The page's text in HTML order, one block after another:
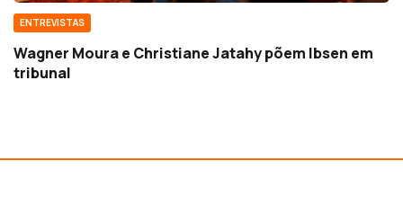
ENTREVISTAS
Wagner Moura e Christiane Jatahy põem Ibsen em
tribunal